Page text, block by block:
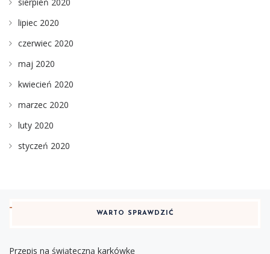
lipiec 2020
czerwiec 2020
maj 2020
kwiecień 2020
marzec 2020
luty 2020
styczeń 2020
WARTO SPRAWDZIĆ
Przepis na świąteczną karkówkę